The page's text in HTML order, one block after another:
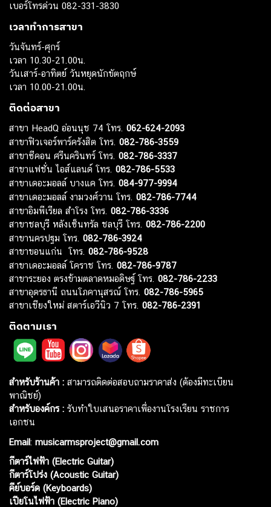
เบอร์โทรด่วน 082-331-3830
เวลาทำการสาขา
วันจันทร์-ศุกร์
เวลา 10.30-21.00น.
วันเสาร์-อาทิตย์ วันหยุดนักขัตฤกษ์
เวลา 10.00-21.00น.
ติดต่อสาขา
สาขา HeadQ อ่อนนุช 74 โทร. 062-624-2093
สาขาฟิวเจอร์พาร์ครังสิต โทร. 082-786-3559
สาขาซีคอน ศรีนครินทร์ โทร. 082-786-3337
สาขาแฟชั่น ไอส์แลนด์ โทร. 082-786-5533
สาขาเดอะมอลล์ บางแค โทร. 084-977-9994
สาขาเดอะมอลล์ งามวงศ์วาน โทร. 082-786-7744
สาขาอิมพีเรียล สำโรง โทร. 082-786-3336
สาขาชลบุรี หลังเซ็นทรัล ชลบุรี โทร. 082-786-2200
สาขานครปฐม โทร. 082-786-3924
สาขาขอนแก่น โทร. 082-786-9528
สาขาเดอะมอลล์ โคราช โทร. 082-786-9787
สาขาระยอง ตรงข้ามตลาดหมอดิษฐ์ โทร. 082-786-2233
สาขาอุดรธานี ถนนโภคานุสรณ์ โทร. 082-786-5965
สาขาเชียงใหม่ สตาร์เอวีนิว 7 โทร. 082-786-2391
ติดตามเรา
สำหรับร้านค้า : สามารถติดต่อสอบถามราคาส่ง (ต้องมีทะเบียน
พาณิชย์)
สำหรับองค์กร : รับทำใบเสนอราคาเพื่องานโรงเรียน ราชการ
เอกชน
Email: musicarmsproject@gmail.com
กีตาร์ไฟฟ้า (Electric Guitar)
กีตาร์โปร่ง (Acoustic Guitar)
คีย์บอร์ด (Keyboards)
เปียโนไฟฟ้า (Electric Piano)